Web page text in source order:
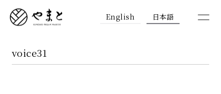
English 日本語
voice31